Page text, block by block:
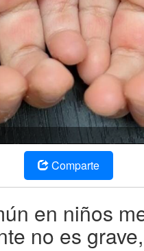
Comparte
en niños
no es